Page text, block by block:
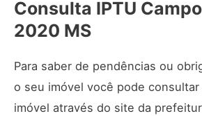
Consulta IPTU
2020 MS
Para saber de pendências ou
o seu imóvel você pode consultar
imóvel através do site da